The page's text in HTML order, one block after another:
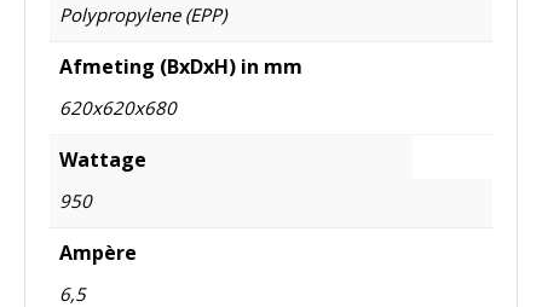
Polypropylene (EPP)
Afmeting (BxDxH) in mm
620x620x680
Wattage
950
Ampère
6,5